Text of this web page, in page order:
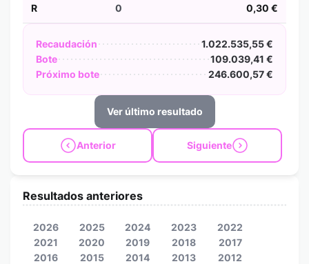
R 0 0,30 €
Recaudación
1.022.535,55 €
Bote
109.039,41 €
Próximo bote
246.600,57 €
Ver último resultado
Anterior Siguiente
Resultados anteriores
2026 2025 2024 2023
2022
2021
2020 2019 2018
2017
2016
2015 2014 2013
2012